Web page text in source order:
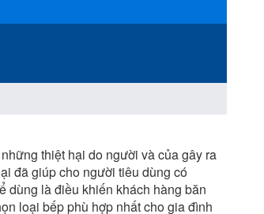
thiệt hại do người và của gây ra
đã giúp cho người tiêu dùng có
dùng là điều khiến khách hàng băn
loại bếp phù hợp nhất cho gia đình